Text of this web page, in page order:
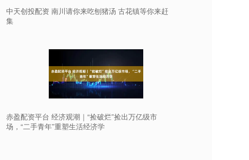
中天创投配资 南川请你来吃刨猪汤 古花镇等你来赶
集
赤盈配资平台 经济观潮｜“捡破烂”捡出万亿级市
场，“二手青年”重塑生活经济学